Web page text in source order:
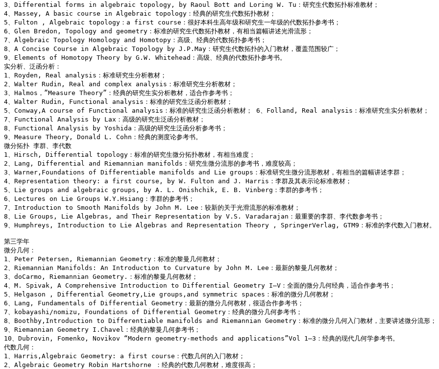
3、Differential forms in algebraic topology, by Raoul Bott and Loring W. Tu：研究生代数拓扑标准教材；
4、Massey, A basic course in Algebraic topology：经典的研究生代数拓扑教材；
5、Fulton , Algebraic topology：a first course：很好本科生高年级和研究生一年级的代数拓扑参考书；
6、Glen Bredon, Topology and geometry：标准的研究生代数拓扑教材，有相当篇幅讲述光滑流形；
7、Algebraic Topology Homology and Homotopy：高级、经典的代数拓扑参考书；
8、A Concise Course in Algebraic Topology by J.P.May：研究生代数拓扑的入门教材，覆盖范围较广；
9、Elements of Homotopy Theory by G.W. Whitehead：高级、经典的代数拓扑参考书。
实分析、泛函分析：
1、Royden, Real analysis：标准研究生分析教材；
2、Walter Rudin, Real and complex analysis：标准研究生分析教材；
3、Halmos，”Measure Theory”：经典的研究生实分析教材，适合作参考书；
4、Walter Rudin, Functional analysis：标准的研究生泛函分析教材；
5、Conway,A course of Functional analysis：标准的研究生泛函分析教材； 6、Folland, Real analysis：标准研究生实分析教材；
7、Functional Analysis by Lax：高级的研究生泛函分析教材；
8、Functional Analysis by Yoshida：高级的研究生泛函分析参考书；
9、Measure Theory, Donald L. Cohn：经典的测度论参考书。
微分拓扑 李群、李代数
1、Hirsch, Differential topology：标准的研究生微分拓扑教材，有相当难度；
2、Lang, Differential and Riemannian manifolds：研究生微分流形的参考书，难度较高；
3、Warner,Foundations of Differentiable manifolds and Lie groups：标准研究生微分流形教材，有相当的篇幅讲述李群；
4、Representation theory: a first course, by W. Fulton and J. Harris：李群及其表示论标准教材；
5、Lie groups and algebraic groups, by A. L. Onishchik, E. B. Vinberg：李群的参考书；
6、Lectures on Lie Groups W.Y.Hsiang：李群的参考书；
7、Introduction to Smooth Manifolds by John M. Lee：较新的关于光滑流形的标准教材；
8、Lie Groups, Lie Algebras, and Their Representation by V.S. Varadarajan：最重要的李群、李代数参考书；
9、Humphreys, Introduction to Lie Algebras and Representation Theory , SpringerVerlag, GTM9：标准的李代数入门教材。
第三学年
微分几何：
1、Peter Petersen, Riemannian Geometry：标准的黎曼几何教材；
2、Riemannian Manifolds: An Introduction to Curvature by John M. Lee：最新的黎曼几何教材；
3、doCarmo, Riemannian Geometry.：标准的黎曼几何教材；
4、M. Spivak, A Comprehensive Introduction to Differential Geometry I—V：全面的微分几何经典，适合作参考书；
5、Helgason , Differential Geometry,Lie groups,and symmetric spaces：标准的微分几何教材；
6、Lang, Fundamentals of Differential Geometry：最新的微分几何教材，很适合作参考书；
7、kobayashi/nomizu, Foundations of Differential Geometry：经典的微分几何参考书；
8、Boothby,Introduction to Differentiable manifolds and Riemannian Geometry：标准的微分几何入门教材，主要讲述微分流形；
9、Riemannian Geometry I.Chavel：经典的黎曼几何参考书；
10、Dubrovin, Fomenko, Novikov “Modern geometry-methods and applications”Vol 1—3：经典的现代几何学参考书。
代数几何：
1、Harris,Algebraic Geometry: a first course：代数几何的入门教材；
2、Algebraic Geometry Robin Hartshorne ：经典的代数几何教材，难度很高；